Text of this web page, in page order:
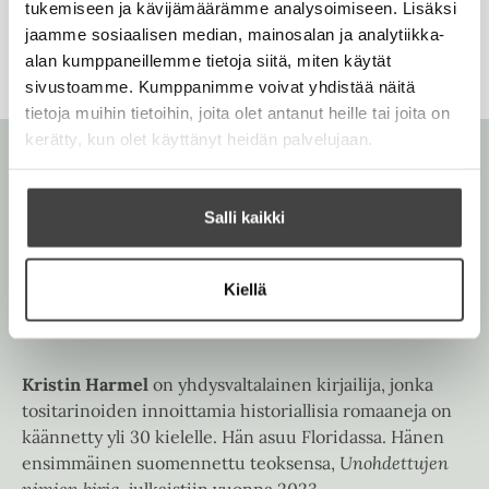
tukemiseen ja kävijämäärämme analysoimiseen. Lisäksi
jaamme sosiaalisen median, mainosalan ja analytiikka-
alan kumppaneillemme tietoja siitä, miten käytät
sivustoamme. Kumppanimme voivat yhdistää näitä
tietoja muihin tietoihin, joita olet antanut heille tai joita on
kerätty, kun olet käyttänyt heidän palvelujaan.
Salli kaikki
Kiellä
l
i
l
e
h
t
e
ä
l
i
l
e
t
n
n
v
ä
l
i
e
e
e
n
v
ä
l
l
h
e
Kristin Harmel
Kristin Harmel on yhdysvaltalainen kirjailija, jonka
tositarinoiden innoittamia historiallisia romaaneja on
käännetty yli 30 kielelle. Hän asuu Floridassa. Hänen
ensimmäinen suomennettu teoksensa, Unohdettujen